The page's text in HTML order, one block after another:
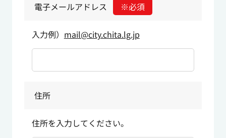
電子メールアドレス ※必須
入力例） mail@city.chita.lg.jp
住所
住所を入力してください。